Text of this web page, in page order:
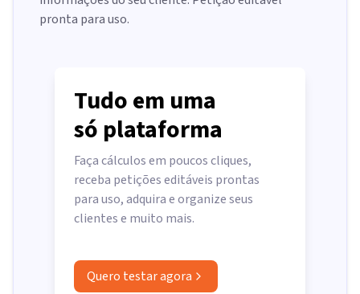
pronta para uso.
Tudo em uma
só plataforma
Faça cálculos em poucos cliques,
receba petições editáveis prontas
para uso, adquira e organize seus
clientes e muito mais.
Quero testar agora